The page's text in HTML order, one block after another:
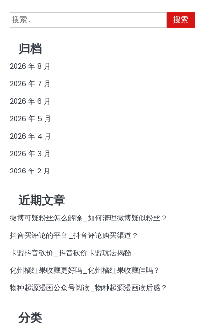
搜
索：
归档
2026 年 8 月
2026 年 7 月
2026 年 6 月
2026 年 5 月
2026 年 4 月
2026 年 3 月
2026 年 2 月
近期文章
微博可疑粉丝怎么解除_如何清理微博疑似粉丝？
抖音买评论的平台_抖音评论购买渠道？
卡盟抖音砍价_抖音砍价卡盟玩法揭秘
化州橘红果收藏更好吗_化州橘红果收藏佳吗？
物种起源漫画公众号阅读_物种起源漫画读后感？
分类